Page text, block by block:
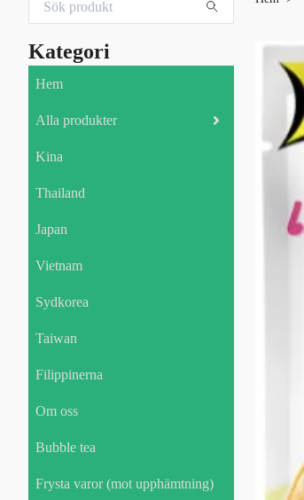
Kategori
Hem
Alla produkter
Kina
Thailand
Japan
Vietnam
Sydkorea
Taiwan
Filippinerna
Om oss
Bubble tea
Frysta varor (mot upphämtning)